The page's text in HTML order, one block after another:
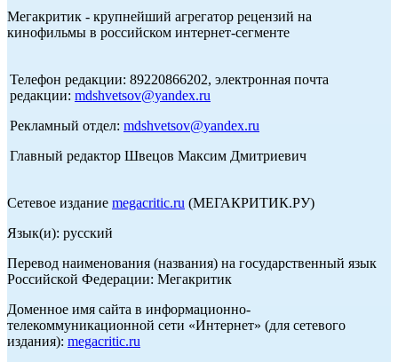
Мегакритик - крупнейший агрегатор рецензий на
кинофильмы в российском интернет-сегменте
Телефон редакции: 89220866202, электронная почта
редакции: mdshvetsov@yandex.ru
Рекламный отдел: mdshvetsov@yandex.ru
Главный редактор Швецов Максим Дмитриевич
Сетевое издание megacritic.ru (МЕГАКРИТИК.РУ)
Язык(и): русский
Перевод наименования (названия) на государственный язык
Российской Федерации: Мегакритик
Доменное имя сайта в информационно-
телекоммуникационной сети «Интернет» (для сетевого
издания): megacritic.ru